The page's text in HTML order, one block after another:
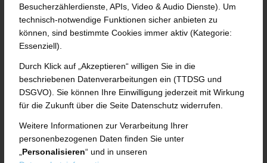
Grundprinzipien der TRP-Technologie
Der automatische Prozess vereint in der
Kautschukverarbeitung bewährte Verfahren wie
Brechen, Homogenisieren und Austragen.
Das kompakte System umfasst 3 Zonen auf der
Walzenlänge:
In derBeschickungszonekönnen Materialien
unterschiedlichster Arten und Formen wie zum
Besucherzählerdienste, APIs, Video & Audio Dienste). Um
technisch-notwendige Funktionen sicher anbieten zu
können, sind bestimmte Cookies immer aktiv (Kategorie:
Essenziell).
Durch Klick auf „Akzeptieren“ willigen Sie in die
beschriebenen Datenverarbeitungen ein (TTDSG und
DSGVO). Sie können Ihre Einwilligung jederzeit mit Wirkung
für die Zukunft über die Seite Datenschutz widerrufen.
Weitere Informationen zur Verarbeitung Ihrer
personenbezogenen Daten finden Sie unter
„Personalisieren“ und in unseren